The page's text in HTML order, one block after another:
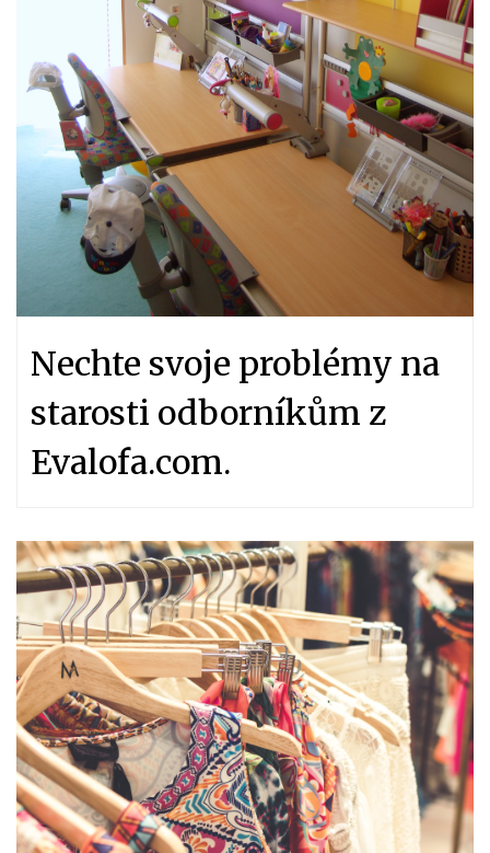
Nechte svoje problémy na
starosti odborníkům z
Evalofa.com.